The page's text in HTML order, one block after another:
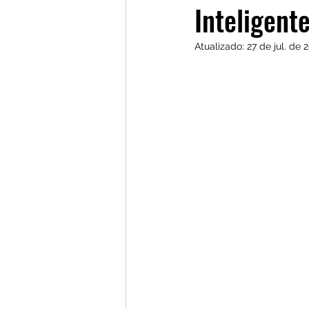
Atualizado: 27 de jul. de